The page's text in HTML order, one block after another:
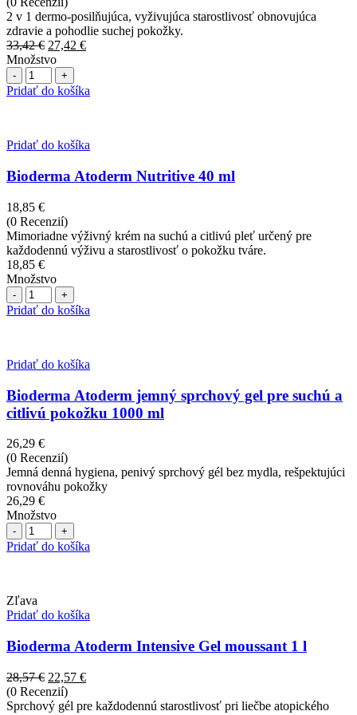
bola:
33,42 €.
je:
27,42 €.
2 v 1 dermo-posilňujúca, vyživujúca starostlivosť obnovujúca
zdravie a pohodlie suchej pokožky.
33,42€ Pôvodná
cena
bola:
33,42 €.
27,42 €Aktuálna
27,42 €.
Množstvo
Počet
Pridať do košíka
Pridať do košíka
Bioderma Atoderm Nutritive 40 ml
18,85 €
(0 Recenzií)
Mimoriadne výživný krém na suchú a citlivú pleť určený pre
každodennú výživu a starostlivosť o pokožku tváre.
18,85 €
Množstvo
Počet
Pridať do košíka
Pridať do košíka
Bioderma Atoderm jemný sprchový gel pre suchú a
citlivú pokožku 1000 ml
26,29 €
(0 Recenzií)
Jemná denná hygiena, penivý sprchový gél bez mydla, rešpektujúci
rovnováhu pokožky
26,29 €
Množstvo
Počet
Pridať do košíka
Zľava
Pridať do košíka
Bioderma Atoderm Intensive Gel moussant 1 l
28,57€ Pôvodná
cena
bola:
22,57 €Aktuálna
je:
(0 Recenzií)
Sprchový gél pre každodennú starostlivosť pri liečbe atopického